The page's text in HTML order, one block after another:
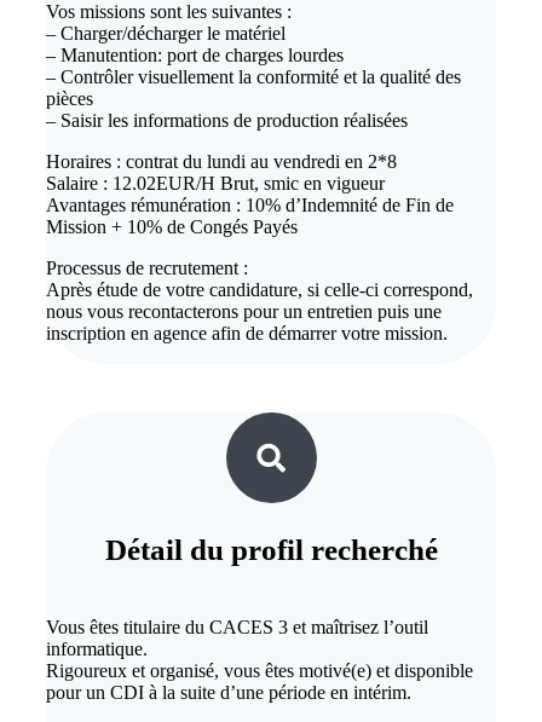
Vos missions sont les suivantes :
– Charger/décharger le matériel
– Manutention: port de charges lourdes
– Contrôler visuellement la conformité et la qualité des
pièces
– Saisir les informations de production réalisées
Horaires : contrat du lundi au vendredi en 2*8
Salaire : 12.02EUR/H Brut, smic en vigueur
Avantages rémunération : 10% d’Indemnité de Fin de
Mission + 10% de Congés Payés
Processus de recrutement :
Après étude de votre candidature, si celle-ci correspond,
nous vous recontacterons pour un entretien puis une
inscription en agence afin de démarrer votre mission.
Détail du profil recherché
Vous êtes titulaire du CACES 3 et maîtrisez l’outil
informatique.
Rigoureux et organisé, vous êtes motivé(e) et disponible
pour un CDI à la suite d’une période en intérim.